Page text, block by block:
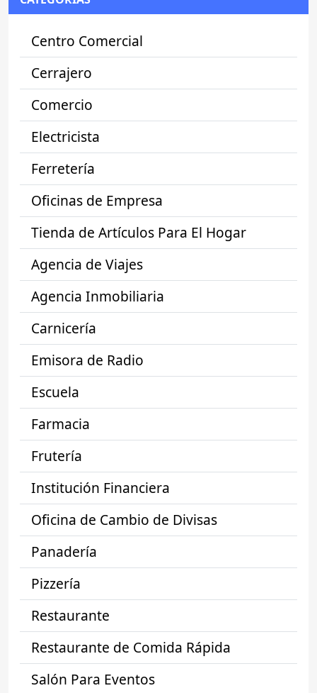
Centro Comercial
Cerrajero
Comercio
Electricista
Ferretería
Oficinas de Empresa
Tienda de Artículos Para El Hogar
Agencia de Viajes
Agencia Inmobiliaria
Carnicería
Emisora de Radio
Escuela
Farmacia
Frutería
Institución Financiera
Oficina de Cambio de Divisas
Panadería
Pizzería
Restaurante
Restaurante de Comida Rápida
Salón Para Eventos